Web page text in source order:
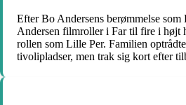
Efter Bo Andersens berømmelse
Andersen filmroller i Far til fire i højt
rollen som Lille Per. Familien
tivolipladser, men trak sig kort efter